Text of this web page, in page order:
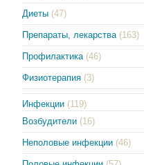
Диеты (47)
Препараты, лекарства (163)
Профилактика (46)
Физиотерапия (3)
Инфекции (119)
Возбудители (16)
Неполовые инфекции (46)